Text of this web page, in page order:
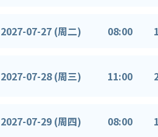
2027-07-27 (周二) 08:00
2027-07-28 (周三) 11:00
2027-07-29 (周四) 08:00